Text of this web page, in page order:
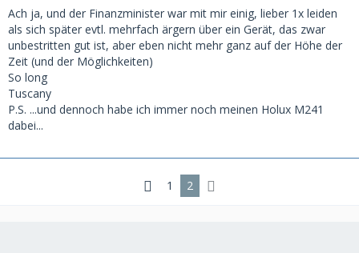
Ach ja, und der Finanzminister war mit mir einig, lieber 1x leiden
als sich später evtl. mehrfach ärgern über ein Gerät, das zwar
unbestritten gut ist, aber eben nicht mehr ganz auf der Höhe der
Zeit (und der Möglichkeiten)
So long
Tuscany
P.S. ...und dennoch habe ich immer noch meinen Holux M241
dabei...
1 2